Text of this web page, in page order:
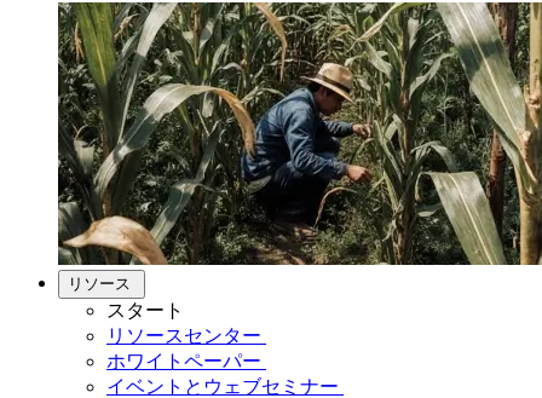
リソース
スタート
リソースセンター
ホワイトペーパー
イベントとウェブセミナー